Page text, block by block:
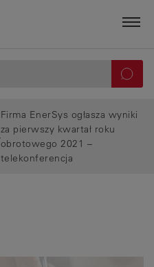
Firma EnerSys ogłasza wyniki
za pierwszy kwartał roku
obrotowego 2021 –
telekonferencja